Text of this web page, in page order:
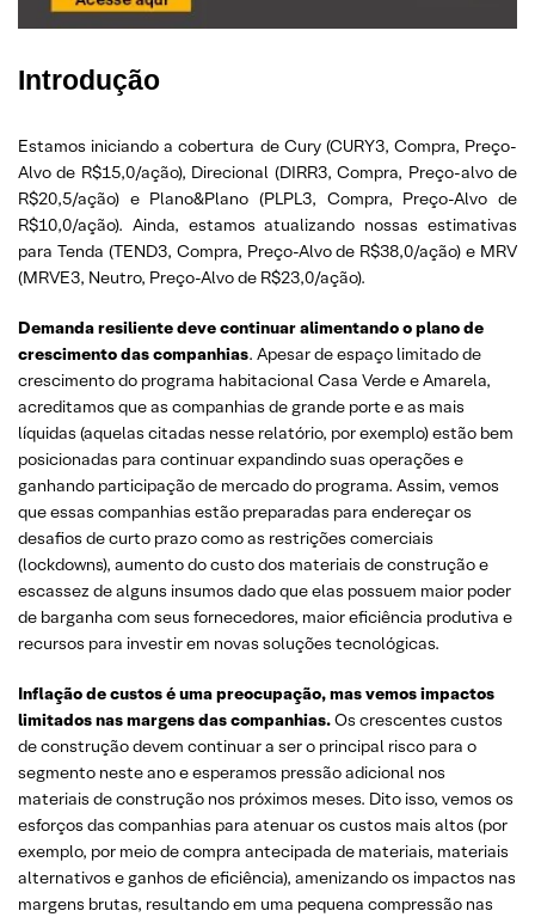
Introdução
Estamos iniciando a cobertura de Cury (CURY3, Compra, Preço-
Alvo de R$15,0/ação), Direcional (DIRR3, Compra, Preço-alvo de
R$20,5/ação) e Plano&Plano (PLPL3, Compra, Preço-Alvo de
R$10,0/ação). Ainda, estamos atualizando nossas estimativas
para Tenda (TEND3, Compra, Preço-Alvo de R$38,0/ação) e MRV
(MRVE3, Neutro, Preço-Alvo de R$23,0/ação).
Demanda resiliente deve continuar alimentando o plano de
crescimento das companhias. Apesar de espaço limitado de
crescimento do programa habitacional Casa Verde e Amarela,
acreditamos que as companhias de grande porte e as mais
líquidas (aquelas citadas nesse relatório, por exemplo) estão bem
posicionadas para continuar expandindo suas operações e
ganhando participação de mercado do programa. Assim, vemos
que essas companhias estão preparadas para endereçar os
desafios de curto prazo como as restrições comerciais
(lockdowns), aumento do custo dos materiais de construção e
escassez de alguns insumos dado que elas possuem maior poder
de barganha com seus fornecedores, maior eficiência produtiva e
recursos para investir em novas soluções tecnológicas.
Inflação de custos é uma preocupação, mas vemos impactos
limitados nas margens das companhias.Os crescentes custos
de construção devem continuar a ser o principal risco para o
segmento neste ano e esperamos pressão adicional nos
materiais de construção nos próximos meses. Dito isso, vemos os
esforços das companhias para atenuar os custos mais altos (por
exemplo, por meio de compra antecipada de materiais, materiais
alternativos e ganhos de eficiência), amenizando os impactos nas
margens brutas, resultando em uma pequena compressão nas